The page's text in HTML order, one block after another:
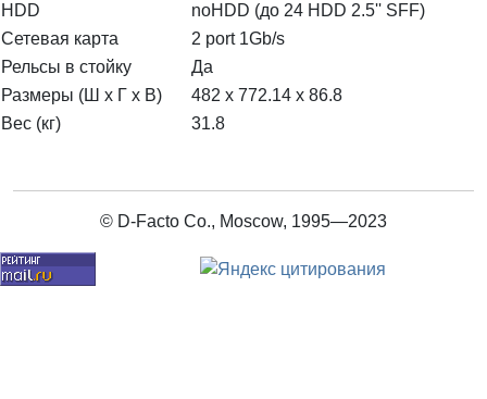
HDD
noHDD (до 24 HDD 2.5'' SFF)
Сетевая карта
2 port 1Gb/s
Рельсы в стойку
Да
Размеры (Ш х Г х В)
482 x 772.14 x 86.8
Вес (кг)
31.8
© D-Facto Co., Moscow, 1995—2023